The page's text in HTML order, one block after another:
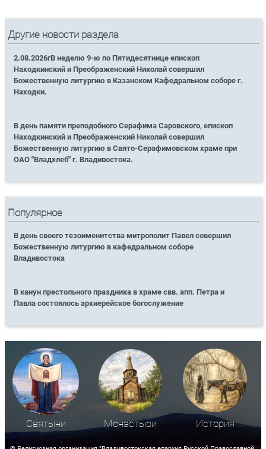
Другие новости раздела
2.08.2026гВ неделю 9-ю по Пятидесятнице епископ
Находкинский и Преображенский Николай совершил
Божественную литургию в Казанском Кафедральном соборе г.
Находки.
В день памяти преподобного Серафима Саровского, епископ
Находкинский и Преображенский Николай совершил
Божественную литургию в Свято-Серафимовском храме при
ОАО "Владхлеб" г. Владивостока.
Популярное
В день своего тезоименитства митрополит Павел совершил
Божественную литургию в кафедральном соборе
Владивостока
В канун престольного праздника в храме свв. апп. Петра и
Павла состоялось архиерейское богослужение
Святыни Монастыри История